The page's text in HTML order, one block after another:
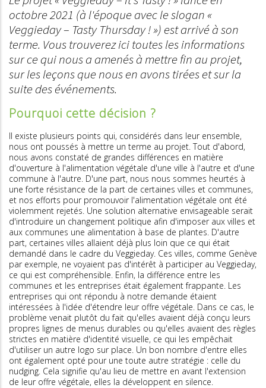
octobre 2021 (à l'époque avec le slogan «
Veggieday – Tasty Thursday ! ») est arrivé à son
terme. Vous trouverez ici toutes les informations
sur ce qui nous a amenés à mettre fin au projet,
sur les leçons que nous en avons tirées et sur la
suite des événements.
Pourquoi cette décision ?
Il existe plusieurs points qui, considérés dans leur ensemble,
nous ont poussés à mettre un terme au projet. Tout d'abord,
nous avons constaté de grandes différences en matière
d'ouverture à l'alimentation végétale d'une ville à l'autre et d'une
commune à l'autre. D'une part, nous nous sommes heurtés à
une forte résistance de la part de certaines villes et communes,
et nos efforts pour promouvoir l'alimentation végétale ont été
violemment rejetés. Une solution alternative envisageable serait
d'introduire un changement politique afin d'imposer aux villes et
aux communes une alimentation à base de plantes. D'autre
part, certaines villes allaient déjà plus loin que ce qui était
demandé dans le cadre du Veggieday. Ces villes, comme Genève
par exemple, ne voyaient pas d'intérêt à participer au Veggieday,
ce qui est compréhensible. Enfin, la différence entre les
communes et les entreprises était également frappante. Les
entreprises qui ont répondu à notre demande étaient
intéressées à l'idée d'étendre leur offre végétale. Dans ce cas, le
problème venait plutôt du fait qu'elles avaient déjà conçu leurs
propres lignes de menus durables ou qu'elles avaient des règles
strictes en matière d'identité visuelle, ce qui les empêchait
d'utiliser un autre logo sur place. Un bon nombre d'entre elles
ont également opté pour une toute autre stratégie : celle du
nudging. Cela signifie qu'au lieu de mettre en avant l'extension
de leur offre végétale, elles la développent en silence.